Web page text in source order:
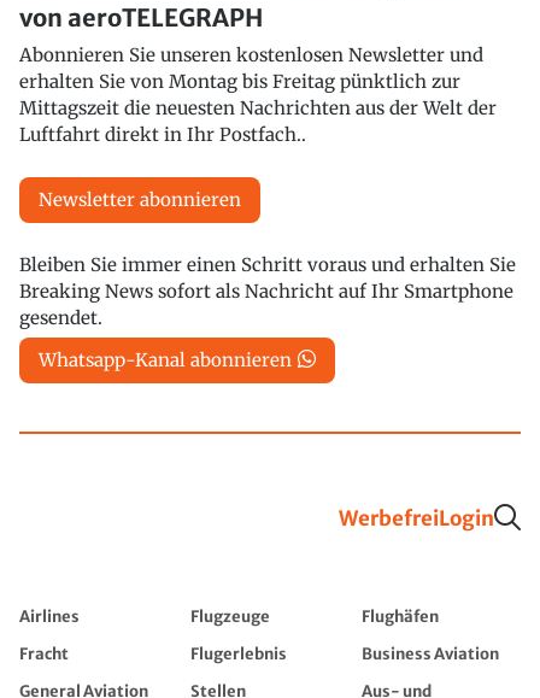
von aeroTELEGRAPH
Abonnieren Sie unseren kostenlosen Newsletter und
erhalten Sie von Montag bis Freitag pünktlich zur
Mittagszeit die neuesten Nachrichten aus der Welt der
Luftfahrt direkt in Ihr Postfach..
Newsletter abonnieren
Bleiben Sie immer einen Schritt voraus und erhalten Sie
Breaking News sofort als Nachricht auf Ihr Smartphone
gesendet.
Whatsapp-Kanal abonnieren
WerbefreiLogin
Airlines Flugzeuge
Flughäfen
Fracht
Flugerlebnis
Business Aviation
General Aviation
Stellen
Aus- und